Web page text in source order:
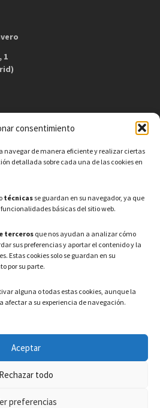
consentimiento
navegar de manera eficiente y realizar ciertas
detallada sobre cada una de las cookies en
técnicas se guardan en su navegador, ya que
básicas del sitio web.
tercerosque nos ayudan a analizar cómo
sus preferencias y aportar el contenido y la
Estas cookies solo se guardan en su
por su parte.
alguna o todas estas cookies, aunque la
afectar a su experiencia de navegación.
Aceptar
Rechazar todo
preferencias
1
Legal–Política de cookies
Tratamiento